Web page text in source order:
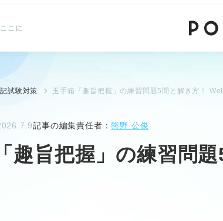
こに
試験対策 玉手箱「趣旨把握」の練習問題5問と解き方！
記事の編集責任者：熊野 公俊
趣旨把握」の練習問